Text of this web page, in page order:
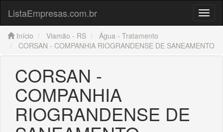
Menu
ListaEmpresas.com.br
Início Viamão - RS
Água - Tratamento
CORSAN - COMPANHIA RIOGRANDENSE DE SANEAMENTO
CORSAN -
COMPANHIA
RIOGRANDENSE DE